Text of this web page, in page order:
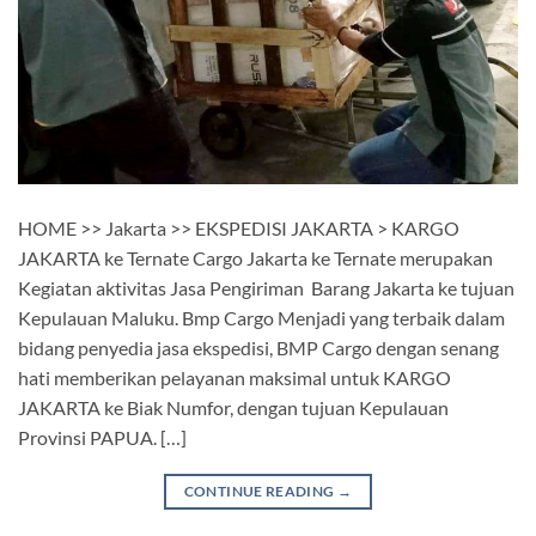
HOME >> Jakarta >> EKSPEDISI JAKARTA > KARGO
JAKARTA ke Ternate Cargo Jakarta ke Ternate merupakan
Kegiatan aktivitas Jasa Pengiriman Barang Jakarta ke tujuan
Kepulauan Maluku. Bmp Cargo Menjadi yang terbaik dalam
bidang penyedia jasa ekspedisi, BMP Cargo dengan senang
hati memberikan pelayanan maksimal untuk KARGO
JAKARTA ke Biak Numfor, dengan tujuan Kepulauan
Provinsi PAPUA. […]
CONTINUE READING →